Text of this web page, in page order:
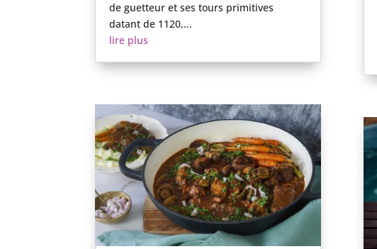
de guetteur et ses tours primitives
datant de 1120,...
lire plus